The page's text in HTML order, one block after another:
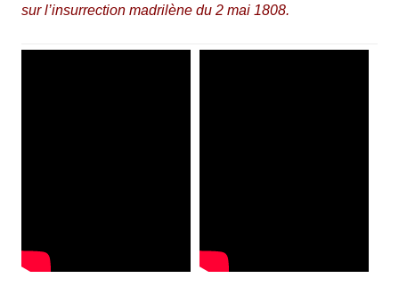
sur l’insurrection madrilène du 2 mai 1808.